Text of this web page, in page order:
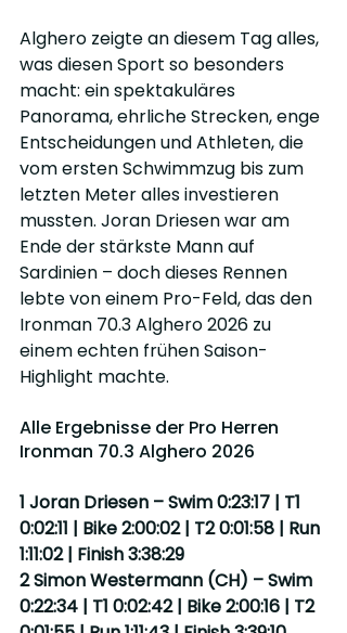
Alghero zeigte an diesem Tag alles,
was diesen Sport so besonders
macht: ein spektakuläres
Panorama, ehrliche Strecken, enge
Entscheidungen und Athleten, die
vom ersten Schwimmzug bis zum
letzten Meter alles investieren
mussten. Joran Driesen war am
Ende der stärkste Mann auf
Sardinien – doch dieses Rennen
lebte von einem Pro-Feld, das den
Ironman 70.3 Alghero 2026 zu
einem echten frühen Saison-
Highlight machte.
Alle Ergebnisse der Pro Herren
Ironman 70.3 Alghero 2026
1 Joran Driesen – Swim 0:23:17 | T1
0:02:11 | Bike 2:00:02 | T2 0:01:58 | Run
1:11:02 | Finish 3:38:29
2 Simon Westermann (CH) – Swim
0:22:34 | T1 0:02:42 | Bike 2:00:16 | T2